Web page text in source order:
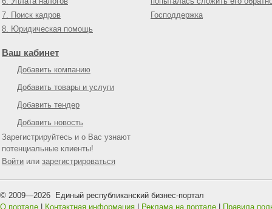
7. Поиск кадров
8. Юридическая помощь
Господдержка
Ваш кабинет
Добавить компанию
Добавить товары и услуги
Добавить тендер
Добавить новость
Зарегистрируйтесь и о Вас узнают
потенциальные клиенты!
Войти или зарегистрироваться
© 2009—2026 Единый республиканский бизнес-портал
О портале
Контактная информация Реклама на портале
Правила